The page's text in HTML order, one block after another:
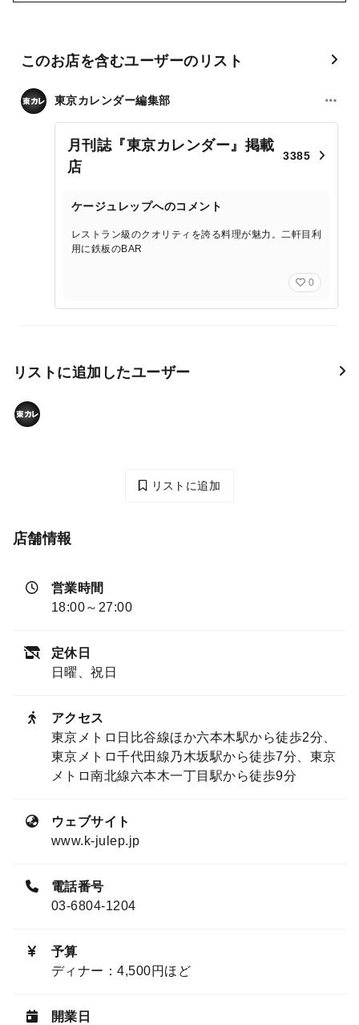
このお店を含むユーザーのリスト
東京カレンダー編集部
月刊誌『東京カレンダー』掲載
店
3385
ケージュレップへのコメント
レストラン級のクオリティを誇る料理が魅力。二軒目利
用に鉄板のBAR
0
リストに追加したユーザー
リストに追加
店舗情報
営業時間
18:00～27:00
定休日
日曜、祝日
アクセス
東京メトロ日比谷線ほか六本木駅から徒歩2分、
東京メトロ千代田線乃木坂駅から徒歩7分、東京
メトロ南北線六本木一丁目駅から徒歩9分
ウェブサイト
www.k-julep.jp
電話番号
03-6804-1204
予算
ディナー：4,500円ほど
開業日